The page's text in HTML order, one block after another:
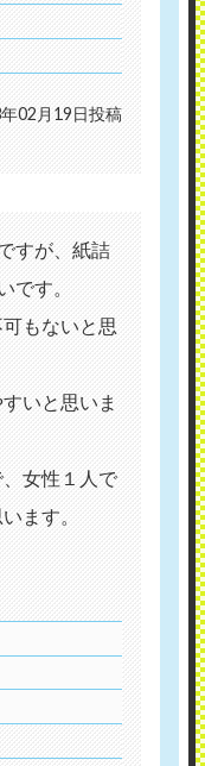
02月19日投稿
すが、紙詰
です。
もないと思
いと思いま
女性１人で
ます。